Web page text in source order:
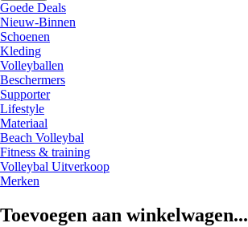
Goede Deals
Nieuw-Binnen
Schoenen
Kleding
Volleyballen
Beschermers
Supporter
Lifestyle
Materiaal
Beach Volleybal
Fitness & training
Volleybal Uitverkoop
Merken
Toevoegen aan winkelwagen...